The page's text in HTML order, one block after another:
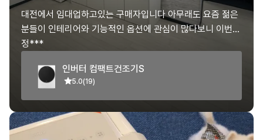
대전에서 임대업하고있는 구매자입니다 아무래도 요즘 젊은
분들이 인테리어와 기능적인 옵션에 관심이 많다보니 이번에
26년형 위닉스 건조기를 구매하게되었습니다 사이즈가 적당
는 느낌에 완전 마음에 드네요 ㅎ 새로운 세입자가 새출발하
는 느낌으로 제가 사용은 해보진 못했지만 ㅎ 인테리어적인
면에서 100점 주고싶습니다 ㅎ 물론 세입자가 사용했을때도
사용상의 만족도도 100점이리라 믿어 의심치 않습니다 ㅎ
공실이 생길때마다 구매해서 비치할예정입니다 ㅎ 앞으로도
정***
인버터 컴팩트건조기S
5.0(19)